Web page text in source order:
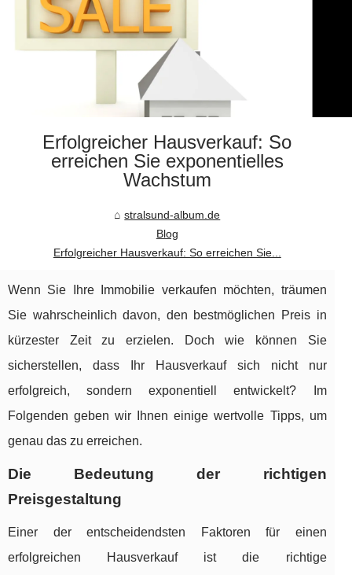
Erfolgreicher Hausverkauf: So
erreichen Sie exponentielles
Wachstum
stralsund-album.de
Blog
Erfolgreicher Hausverkauf: So erreichen Sie...
Wenn Sie Ihre Immobilie verkaufen möchten, träumen
Sie wahrscheinlich davon, den bestmöglichen Preis in
kürzester Zeit zu erzielen. Doch wie können Sie
sicherstellen, dass Ihr Hausverkauf sich nicht nur
erfolgreich, sondern exponentiell entwickelt? Im
Folgenden geben wir Ihnen einige wertvolle Tipps, um
genau das zu erreichen.
Die Bedeutung der richtigen
Preisgestaltung
Einer der entscheidendsten Faktoren für einen
erfolgreichen Hausverkauf ist die richtige